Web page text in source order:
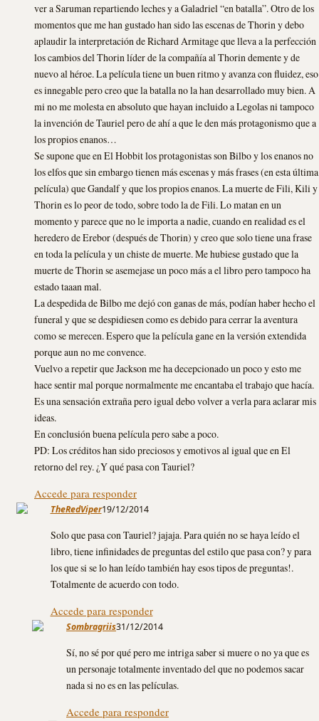
ver a Saruman repartiendo leches y a Galadriel “en batalla”. Otro de los
momentos que me han gustado han sido las escenas de Thorin y debo
aplaudir la interpretación de Richard Armitage que lleva a la perfección
los cambios del Thorin líder de la compañía al Thorin demente y de
nuevo al héroe. La película tiene un buen ritmo y avanza con fluidez, eso
es innegable pero creo que la batalla no la han desarrollado muy bien. A
mi no me molesta en absoluto que hayan incluido a Legolas ni tampoco
la invención de Tauriel pero de ahí a que le den más protagonismo que a
los propios enanos…
Se supone que en El Hobbit los protagonistas son Bilbo y los enanos no
los elfos que sin embargo tienen más escenas y más frases (en esta última
película) que Gandalf y que los propios enanos. La muerte de Fili, Kili y
Thorin es lo peor de todo, sobre todo la de Fili. Lo matan en un
momento y parece que no le importa a nadie, cuando en realidad es el
heredero de Erebor (después de Thorin) y creo que solo tiene una frase
en toda la película y un chiste de muerte. Me hubiese gustado que la
muerte de Thorin se asemejase un poco más a el libro pero tampoco ha
estado taaan mal.
La despedida de Bilbo me dejó con ganas de más, podían haber hecho el
funeral y que se despidiesen como es debido para cerrar la aventura
como se merecen. Espero que la película gane en la versión extendida
porque aun no me convence.
Vuelvo a repetir que Jackson me ha decepcionado un poco y esto me
hace sentir mal porque normalmente me encantaba el trabajo que hacía.
Es una sensación extraña pero igual debo volver a verla para aclarar mis
ideas.
En conclusión buena película pero sabe a poco.
PD: Los créditos han sido preciosos y emotivos al igual que en El
retorno del rey. ¿Y qué pasa con Tauriel?
Accede para responder
TheRedViper19/12/2014
Solo que pasa con Tauriel? jajaja. Para quién no se haya leído el
libro, tiene infinidades de preguntas del estilo que pasa con? y para
los que si se lo han leído también hay esos tipos de preguntas!.
Totalmente de acuerdo con todo.
Accede para responder
Sombragriis31/12/2014
Sí, no sé por qué pero me intriga saber si muere o no ya que es
un personaje totalmente inventado del que no podemos sacar
nada si no es en las películas.
Accede para responder